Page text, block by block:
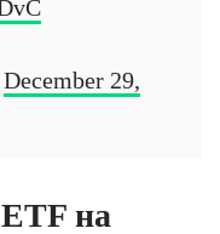
December 29,
на